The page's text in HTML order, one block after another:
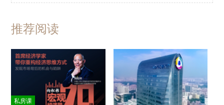
推荐阅读
私房课